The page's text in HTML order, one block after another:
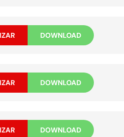
DOWNLOAD
DOWNLOAD
DOWNLOAD